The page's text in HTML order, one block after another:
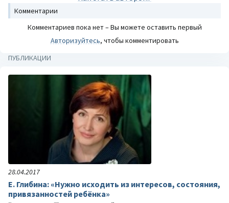
Комментарии
Комментариев пока нет – Вы можете оставить первый
Авторизуйтесь, чтобы комментировать
ПУБЛИКАЦИИ
28.04.2017
Е. Глибина: «Нужно исходить из интересов, состояния,
привязанностей ребёнка»